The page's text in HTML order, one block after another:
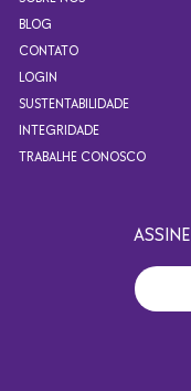
BLOG
CONTATO
LOGIN
SUSTENTABILIDADE
INTEGRIDADE
TRABALHE CONOSCO